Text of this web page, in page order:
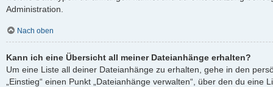
Administration.
Nach oben
Kann ich eine Übersicht all meiner Dateianhänge erhalten?
Um eine Liste all deiner Dateianhänge zu erhalten, gehe in den
„Einstieg“ einen Punkt „Dateianhänge verwalten“, über den du